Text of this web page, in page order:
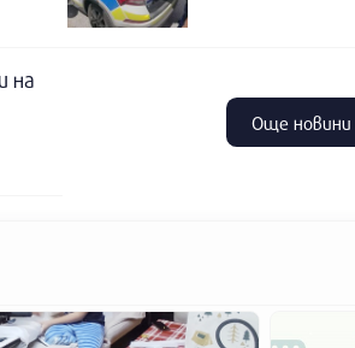
на
Още новини